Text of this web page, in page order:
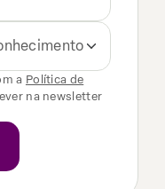
a Política de
na newsletter